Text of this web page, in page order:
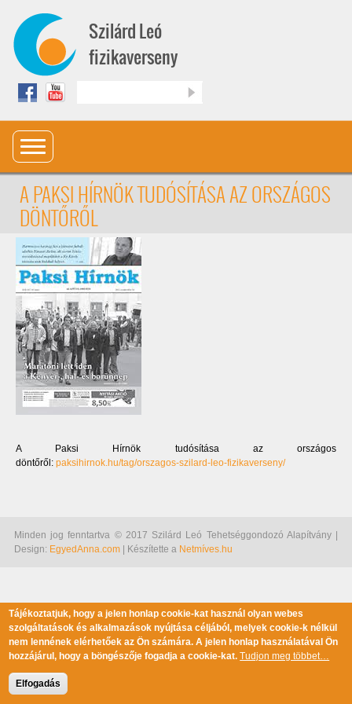
Szilárd Leó
fizikaverseny
A PAKSI HÍRNÖK TUDÓSÍTÁSA AZ ORSZÁGOS
DÖNTŐRŐL
A Paksi Hírnök tudósítása az országos
döntőről: paksihirnok.hu/tag/orszagos-szilard-leo-fizikaverseny/
Minden jog fenntartva © 2017 Szilárd Leó Tehetséggondozó Alapítvány |
Design: EgyedAnna.com | Készítette a Netmíves.hu
Tájékoztatjuk, hogy a jelen honlap cookie-kat használ olyan webes
szolgáltatások és alkalmazások nyújtása céljából, melyek cookie-k nélkül
nem lennének elérhetőek az Ön számára. A jelen honlap használatával Ön
hozzájárul, hogy a böngészője fogadja a cookie-kat. Tudjon meg többet…
Elfogadás